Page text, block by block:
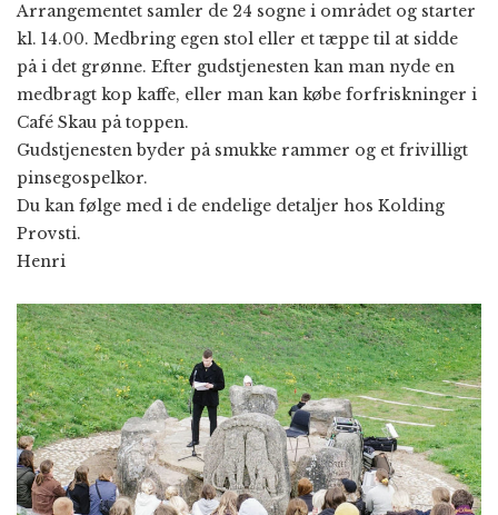
Arrangementet samler de 24 sogne i området og starter
kl. 14.00. Medbring egen stol eller et tæppe til at sidde
på i det grønne. Efter gudstjenesten kan man nyde en
medbragt kop kaffe, eller man kan købe forfriskninger i
Café Skau på toppen.
Gudstjenesten byder på smukke rammer og et frivilligt
pinsegospelkor.
Du kan følge med i de endelige detaljer hos Kolding
Provsti.
Henri